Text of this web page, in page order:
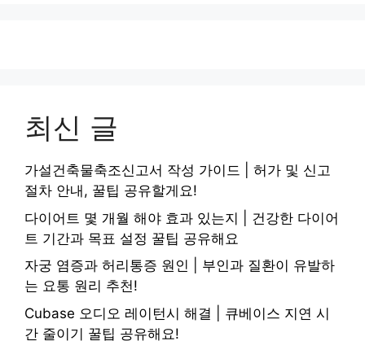
최신 글
가설건축물축조신고서 작성 가이드 | 허가 및 신고
절차 안내, 꿀팁 공유할게요!
다이어트 몇 개월 해야 효과 있는지 | 건강한 다이어
트 기간과 목표 설정 꿀팁 공유해요
자궁 염증과 허리통증 원인 | 부인과 질환이 유발하
는 요통 원리 추천!
Cubase 오디오 레이턴시 해결 | 큐베이스 지연 시
간 줄이기 꿀팁 공유해요!